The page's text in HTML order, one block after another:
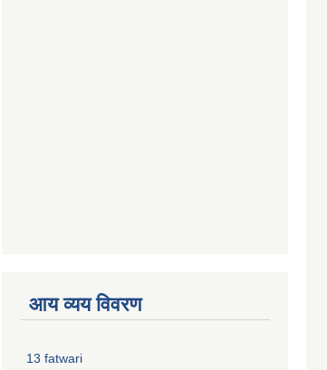
आय व्यय विवरण
13 fatwari